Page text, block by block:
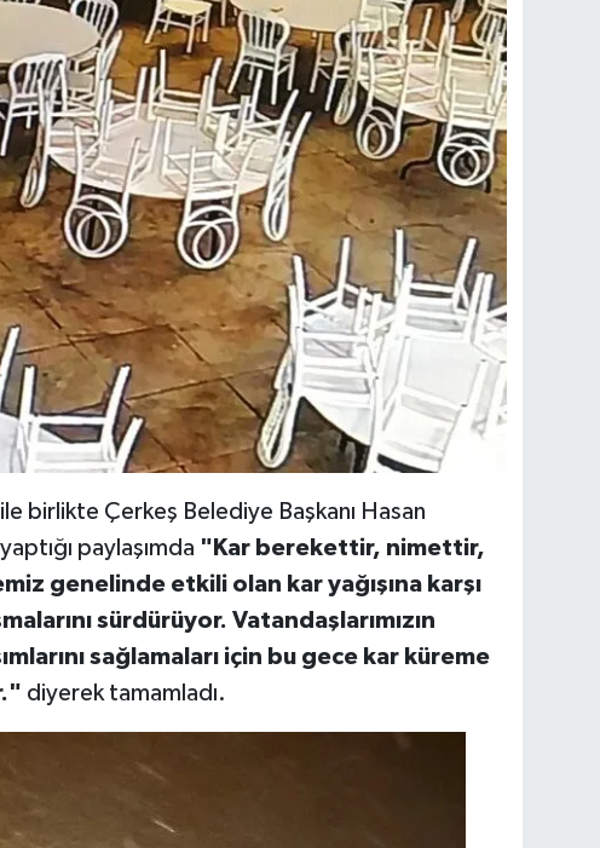
birlikte Çerkeş Belediye Başkanı Hasan
paylaşımda "Kar berekettir, nimettir,
genelinde etkili olan kar yağışına karşı
sürdürüyor. Vatandaşlarımızın
sağlamaları için bu gece kar küreme
diyerek tamamladı.